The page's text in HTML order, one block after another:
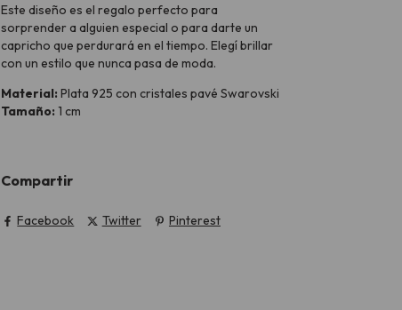
Este diseño es el regalo perfecto para
sorprender a alguien especial o para darte un
capricho que perdurará en el tiempo. Elegí brillar
con un estilo que nunca pasa de moda.
Material: Plata 925 con cristales pavé Swarovski
Tamaño: 1 cm
Compartir
Facebook Twitter Pinterest